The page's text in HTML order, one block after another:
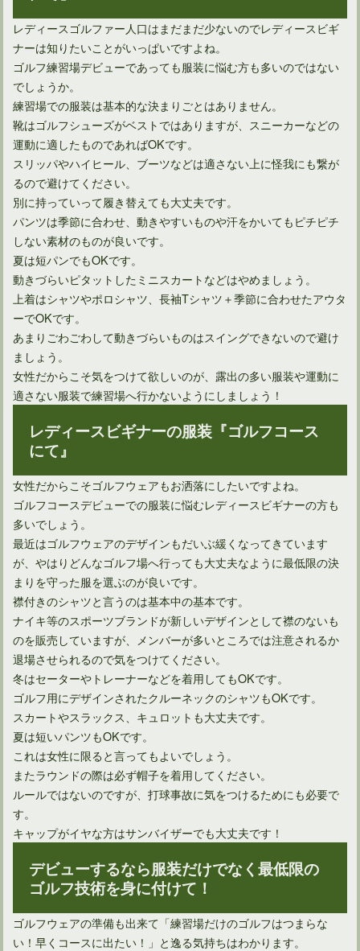
ゴルフのルールではボールについた泥を拭くことはできない？
ゴルフルールに定められていた二度打ちが消える理由とは？
ゴルフルールの改正で池の処置は大幅に変わるのか？
ゴルフ場が定める服装の決まりに正しい根拠ってあるの？
レディースゴルファー人口はまだまだ少ないのでレディースビギ
ナーは知りたいことがいっぱいですよね。
ゴルフ練習場デビューであっても服装に悩む方も多いのではない
でしょうか。
練習場での服装は基本的な決まりごとはありません。
靴はゴルフシューズがベストではありますが、スニーカーなどの
運動に適したものであればOKです。
スリッパやハイヒール、ブーツなどは適さない上に怪我にも繋が
るので避けてください。
別に持っていって履き替えても大丈夫です。
パンツは季節に合わせ、動きやすいものや汗をかいてもピチピチ
しない素材のものが良いです。
夏は短パンでもOKです。
動きづらいピタットしたミニスカートなどはやめましょう。
上着はシャツやポロシャツ、長袖Tシャツ＋季節に合わせたアウタ
ーでOKです。
あまりごわごわして動きづらいものはスイングできないので避け
ましょう。
女性だからこそ気をつけて欲しいのが、露出の多い服装や運動に
適さない服装で練習場へ行かないようにしましょう！
レディースビギナーの服装『ゴルフコース
にて』
女性だからこそゴルフウェアもお洒落にしたいですよね。
ゴルフコースデビューでの服装に悩むレディースビギナーの方も
多いでしょう。
最近はゴルフウェアのデザインもだいぶ緩くなってきています
が、やはりどんなゴルフ場へ行っても大丈夫なように最低限の決
まりを守った服を選ぶのが良いです。
襟付きのシャツと言うのは基本中の基本です。
ナイキ等のスポーツブランドが新しいデザインとして襟のないも
のを販売していますが、メンバーが多いところでは注意されるか
退場させられるので気をつけてください。
冬はセーターやトレーナーなどを着用してもOKです。
ゴルフ用にデザインされたクルーネックのシャツもOKです。
スカートやスラックス、キュロットも大丈夫です。
夏は短いパンツもOKです。
これは女性に限ると言ってもよいでしょう。
またラウンドの際は必ず帽子を着用してください。
ルールではないのですが、打球事故に気をつけるためにも必要で
す。
キャップがイヤな方はサンバイザーでも大丈夫です！
デビューするなら服装だけでなく最低限の
ゴルフ技術を身に付けて！
ゴルフウェアの準備も出来て「練習場だけのゴルフはつまらな
い！早くコースに出たい！」と逸る気持ちはわかります。